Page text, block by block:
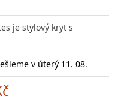
je stylový kryt s
v úterý 11. 08.